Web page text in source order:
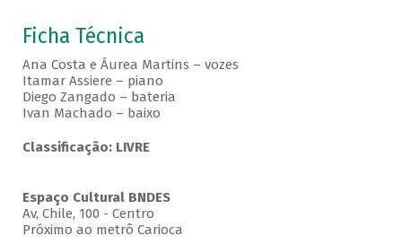
Ficha Técnica
Ana Costa e Áurea Martins – vozes
Itamar Assiere – piano
Diego Zangado – bateria
Ivan Machado – baixo
Classificação: LIVRE
Espaço Cultural BNDES
Av, Chile, 100 - Centro
Próximo ao metrô Carioca